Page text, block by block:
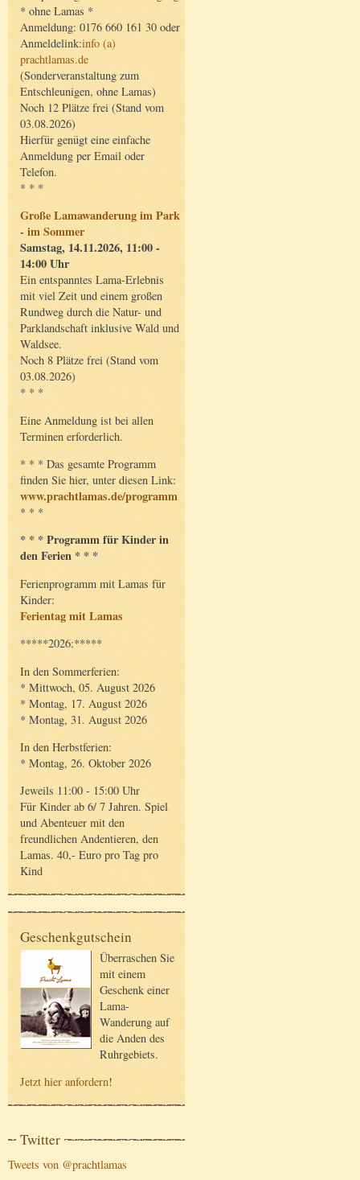
* ohne Lamas *
Anmeldung: 0176 660 161 30 oder
Anmeldelink:info (a)
prachtlamas.de
(Sonderveranstaltung zum
Entschleunigen, ohne Lamas)
Noch 12 Plätze frei (Stand vom
03.08.2026)
Hierfür genügt eine einfache
Anmeldung per Email oder
Telefon.
* * *
Große Lamawanderung im Park
- im Sommer
Samstag, 14.11.2026, 11:00 -
14:00 Uhr
Ein entspanntes Lama-Erlebnis
mit viel Zeit und einem großen
Rundweg durch die Natur- und
Parklandschaft inklusive Wald und
Waldsee.
Noch 8 Plätze frei (Stand vom
03.08.2026)
* * *
Eine Anmeldung ist bei allen
Terminen erforderlich.
* * * Das gesamte Programm
finden Sie hier, unter diesen Link:
www.prachtlamas.de/programm
* * *
* * * Programm für Kinder in
den Ferien * * *
Ferienprogramm mit Lamas für
Kinder:
Ferientag mit Lamas
*****2026:*****
In den Sommerferien:
* Mittwoch, 05. August 2026
* Montag, 17. August 2026
* Montag, 31. August 2026
In den Herbstferien:
* Montag, 26. Oktober 2026
Jeweils 11:00 - 15:00 Uhr
Für Kinder ab 6/ 7 Jahren. Spiel
und Abenteuer mit den
freundlichen Andentieren, den
Lamas. 40,- Euro pro Tag pro
Kind
Geschenkgutschein
Überraschen Sie
mit einem
Geschenk einer
Lama-
Wanderung auf
die Anden des
Ruhrgebiets.
Jetzt hier anfordern!
Twitter
Tweets von @prachtlamas